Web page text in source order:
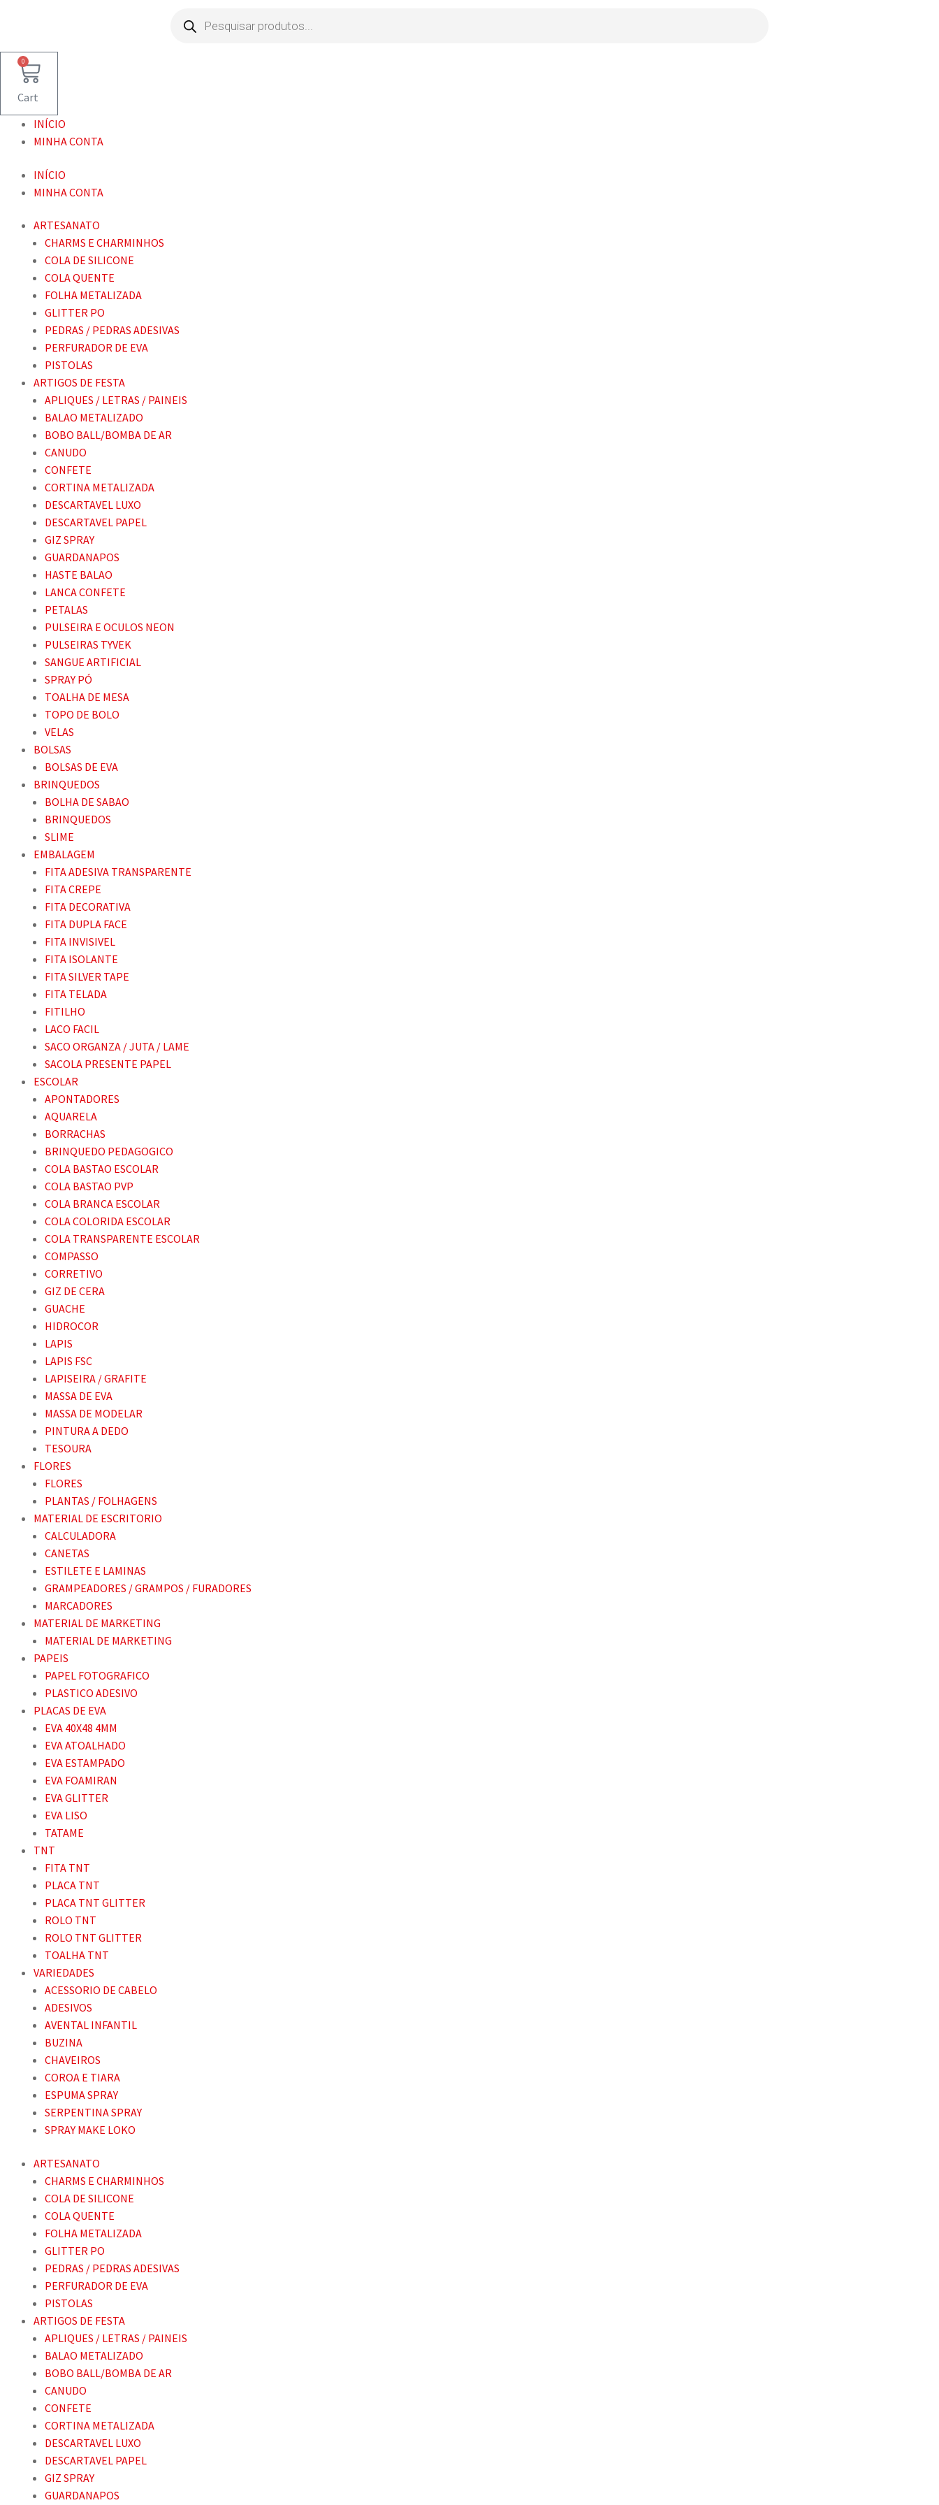
produtos
0
Cart
INÍCIO
MINHA CONTA
INÍCIO
MINHA CONTA
ARTESANATO
CHARMS E CHARMINHOS
COLA DE SILICONE
COLA QUENTE
FOLHA METALIZADA
GLITTER PO
PEDRAS / PEDRAS ADESIVAS
PERFURADOR DE EVA
PISTOLAS
ARTIGOS DE FESTA
APLIQUES / LETRAS / PAINEIS
BALAO METALIZADO
BOBO BALL/BOMBA DE AR
CANUDO
CONFETE
CORTINA METALIZADA
DESCARTAVEL LUXO
DESCARTAVEL PAPEL
GIZ SPRAY
GUARDANAPOS
HASTE BALAO
LANCA CONFETE
PETALAS
PULSEIRA E OCULOS NEON
PULSEIRAS TYVEK
SANGUE ARTIFICIAL
SPRAY PÓ
TOALHA DE MESA
TOPO DE BOLO
VELAS
BOLSAS
BOLSAS DE EVA
BRINQUEDOS
BOLHA DE SABAO
BRINQUEDOS
SLIME
EMBALAGEM
FITA ADESIVA TRANSPARENTE
FITA CREPE
FITA DECORATIVA
FITA DUPLA FACE
FITA INVISIVEL
FITA ISOLANTE
FITA SILVER TAPE
FITA TELADA
FITILHO
LACO FACIL
SACO ORGANZA / JUTA / LAME
SACOLA PRESENTE PAPEL
ESCOLAR
APONTADORES
AQUARELA
BORRACHAS
BRINQUEDO PEDAGOGICO
COLA BASTAO ESCOLAR
COLA BASTAO PVP
COLA BRANCA ESCOLAR
COLA COLORIDA ESCOLAR
COLA TRANSPARENTE ESCOLAR
COMPASSO
CORRETIVO
GIZ DE CERA
GUACHE
HIDROCOR
LAPIS
LAPIS FSC
LAPISEIRA / GRAFITE
MASSA DE EVA
MASSA DE MODELAR
PINTURA A DEDO
TESOURA
FLORES
FLORES
PLANTAS / FOLHAGENS
MATERIAL DE ESCRITORIO
CALCULADORA
CANETAS
ESTILETE E LAMINAS
GRAMPEADORES / GRAMPOS / FURADORES
MARCADORES
MATERIAL DE MARKETING
MATERIAL DE MARKETING
PAPEIS
PAPEL FOTOGRAFICO
PLASTICO ADESIVO
PLACAS DE EVA
EVA 40X48 4MM
EVA ATOALHADO
EVA ESTAMPADO
EVA FOAMIRAN
EVA GLITTER
EVA LISO
TATAME
TNT
FITA TNT
PLACA TNT
PLACA TNT GLITTER
ROLO TNT
ROLO TNT GLITTER
TOALHA TNT
VARIEDADES
ACESSORIO DE CABELO
ADESIVOS
AVENTAL INFANTIL
BUZINA
CHAVEIROS
COROA E TIARA
ESPUMA SPRAY
SERPENTINA SPRAY
SPRAY MAKE LOKO
ARTESANATO
CHARMS E CHARMINHOS
COLA DE SILICONE
COLA QUENTE
FOLHA METALIZADA
GLITTER PO
PEDRAS / PEDRAS ADESIVAS
PERFURADOR DE EVA
PISTOLAS
ARTIGOS DE FESTA
APLIQUES / LETRAS / PAINEIS
BALAO METALIZADO
BOBO BALL/BOMBA DE AR
CANUDO
CONFETE
CORTINA METALIZADA
DESCARTAVEL LUXO
DESCARTAVEL PAPEL
GIZ SPRAY
GUARDANAPOS